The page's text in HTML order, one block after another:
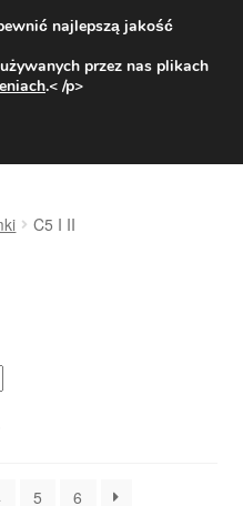
od 31 zł
800 003 167
C5 I II
5 6
najlepszą jakość
przez nas plikach
.< /p>